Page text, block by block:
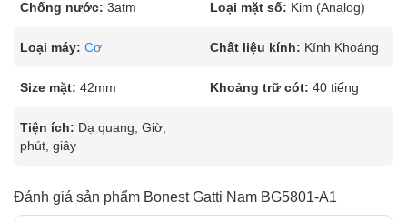
Chống nước: 3atm Loại mặt số: Kim (Analog)
Loại máy: Cơ Chất liệu kính: Kính Khoáng
Size mặt: 42mm Khoảng trữ cót: 40 tiếng
Tiện ích: Dạ quang, Giờ,
phút, giây
Đánh giá sản phẩm Bonest Gatti Nam BG5801-A1